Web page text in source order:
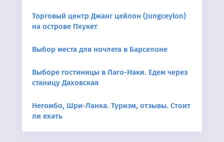
Торговый центр Джанг цейлон (Jungceylon)
на острове Пхукет
Выбор места для ночлега в Барселоне
Выборе гостиницы в Лаго-Наки. Едем через
станицу Даховская
Негомбо, Шри-Ланка. Туризм, отзывы. Стоит
ли ехать